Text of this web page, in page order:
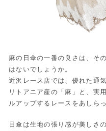
麻の日傘の一番の良さは、そ
はないでしょうか。
近沢レース店では、優れた通
リトアニア産の「麻」と、実
ルアップするレースをあしら
日傘は生地の張り感が美しさ